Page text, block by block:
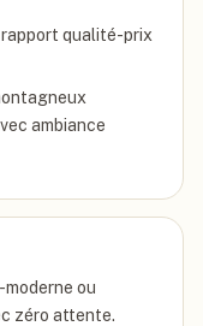
qualité-prix
ambiance
ou
zéro attente.